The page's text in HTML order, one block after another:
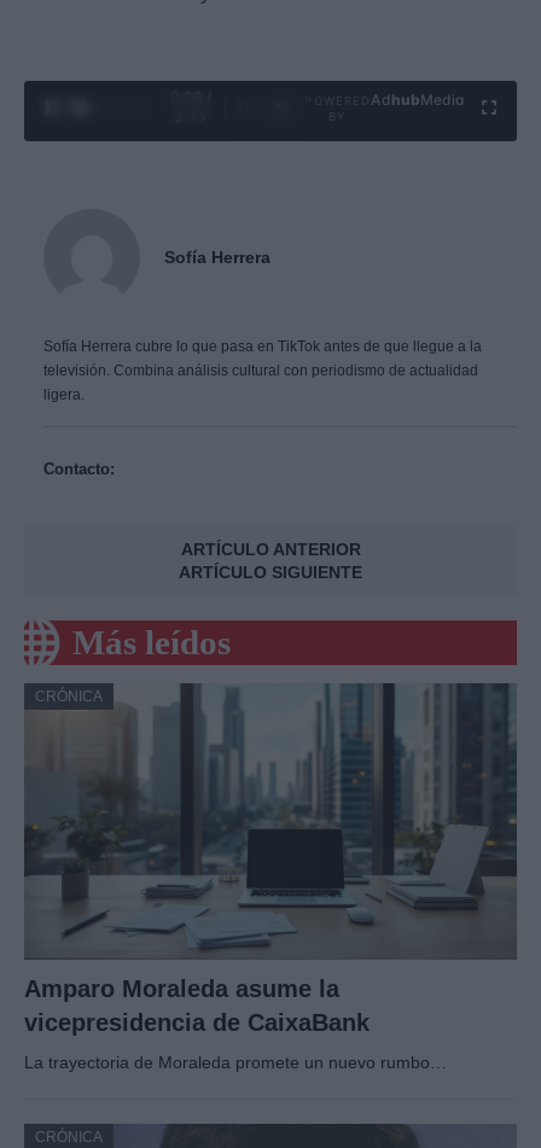
Ad hubMedia
Sofía Herrera
Sofía Herrera cubre lo que pasa en TikTok antes de que llegue a la
televisión. Combina análisis cultural con periodismo de actualidad
ligera.
Contacto:
ARTÍCULO ANTERIOR
ARTÍCULO SIGUIENTE
Más leídos
CRÓNICA
Amparo Moraleda asume la
vicepresidencia de CaixaBank
La trayectoria de Moraleda promete un nuevo rumbo…
CRÓNICA